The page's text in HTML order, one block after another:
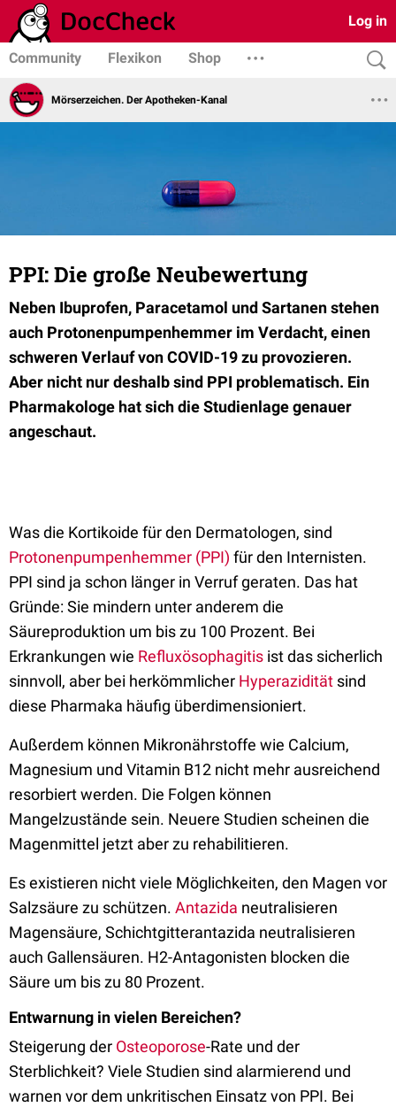
Log in
Community Flexikon Shop
Mörserzeichen. Der Apotheken-Kanal
PPI: Die große Neubewertung
Neben Ibuprofen, Paracetamol und Sartanen stehen
auch Protonenpumpenhemmer im Verdacht, einen
schweren Verlauf von COVID-19 zu provozieren.
Aber nicht nur deshalb sind PPI problematisch. Ein
Pharmakologe hat sich die Studienlage genauer
angeschaut.
Was die Kortikoide für den Dermatologen, sind
Protonenpumpenhemmer (PPI) für den Internisten.
PPI sind ja schon länger in Verruf geraten. Das hat
Gründe: Sie mindern unter anderem die
Säureproduktion um bis zu 100 Prozent. Bei
Erkrankungen wie Refluxösophagitis ist das sicherlich
sinnvoll, aber bei herkömmlicher Hyperazidität sind
diese Pharmaka häufig überdimensioniert.
Außerdem können Mikronährstoffe wie Calcium,
Magnesium und Vitamin B12 nicht mehr ausreichend
resorbiert werden. Die Folgen können
Mangelzustände sein. Neuere Studien scheinen die
Magenmittel jetzt aber zu rehabilitieren.
Es existieren nicht viele Möglichkeiten, den Magen vor
Salzsäure zu schützen. Antazida neutralisieren
Magensäure, Schichtgitterantazida neutralisieren
auch Gallensäuren. H2-Antagonisten blocken die
Säure um bis zu 80 Prozent.
Entwarnung in vielen Bereichen?
Steigerung der Osteoporose-Rate und der
Sterblichkeit? Viele Studien sind alarmierend und
warnen vor dem unkritischen Einsatz von PPI. Bei